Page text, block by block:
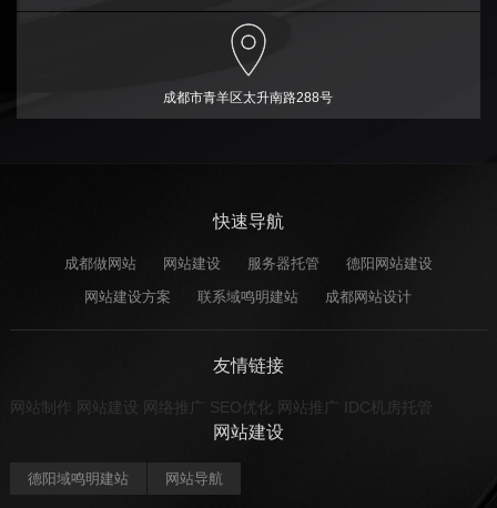
成都市青羊区太升南路288号
快速导航
成都做网站 网站建设 服务器托管
德阳网站建设
网站建设方案
联系域鸣明建站 成都网站设计
友情链接
网站制作 网站建设 网络推广 SEO优化 网站推广 IDC机房托管
网站建设
德阳域鸣明建站 网站导航